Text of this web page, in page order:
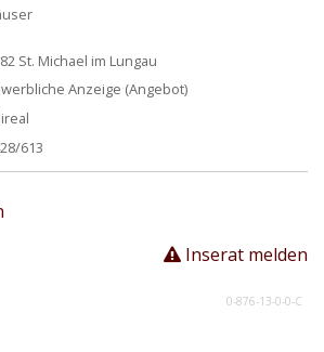
St. Michael im Lungau
Anzeige (Angebot)
613
Inserat melden
0-876-13-0-0-C